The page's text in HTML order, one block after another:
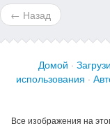
← Назад
Домой ·
использования ·
Все изображения на